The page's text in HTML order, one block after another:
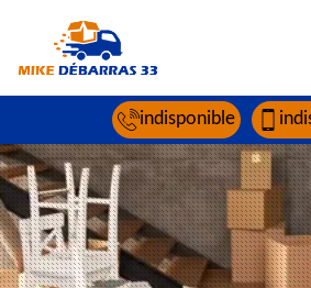
indisponible